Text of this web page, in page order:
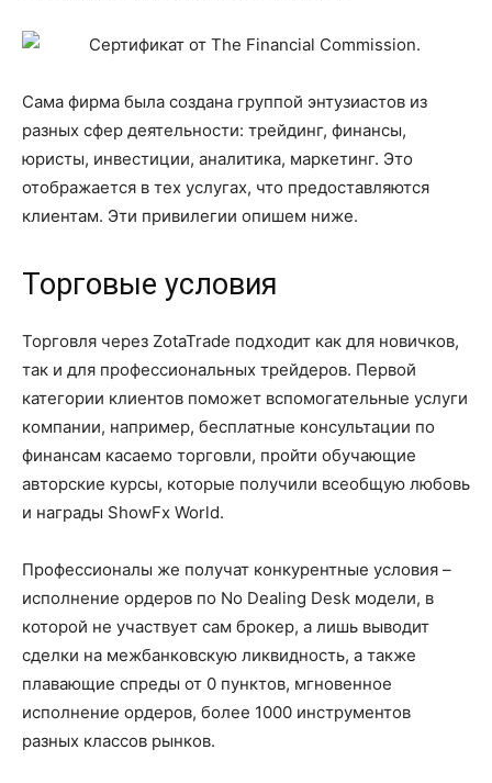
Сама фирма была создана группой энтузиастов из
разных сфер деятельности: трейдинг, финансы,
юристы, инвестиции, аналитика, маркетинг. Это
отображается в тех услугах, что предоставляются
клиентам. Эти привилегии опишем ниже.
Торговые условия
Торговля через ZotaTrade подходит как для новичков,
так и для профессиональных трейдеров. Первой
категории клиентов поможет вспомогательные услуги
компании, например, бесплатные консультации по
финансам касаемо торговли, пройти обучающие
авторские курсы, которые получили всеобщую любовь
и награды ShowFx World.
Профессионалы же получат конкурентные условия –
исполнение ордеров по No Dealing Desk модели, в
которой не участвует сам брокер, а лишь выводит
сделки на межбанковскую ликвидность, а также
плавающие спреды от 0 пунктов, мгновенное
исполнение ордеров, более 1000 инструментов
разных классов рынков.